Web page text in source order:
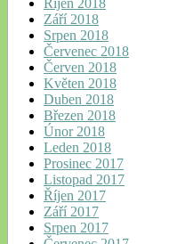
Říjen 2018
Září 2018
Srpen 2018
Červenec 2018
Červen 2018
Květen 2018
Duben 2018
Březen 2018
Únor 2018
Leden 2018
Prosinec 2017
Listopad 2017
Říjen 2017
Září 2017
Srpen 2017